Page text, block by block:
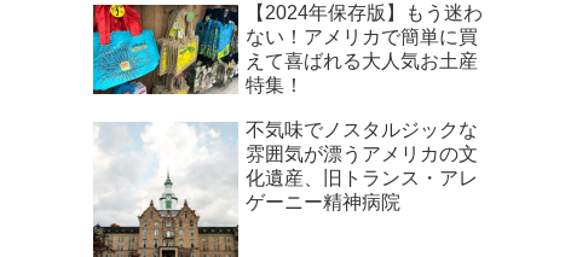
【2024年保存版】もう迷わ
ない！アメリカで簡単に買
えて喜ばれる大人気お土産
特集！
不気味でノスタルジックな
雰囲気が漂うアメリカの文
化遺産、旧トランス・アレ
ゲーニー精神病院